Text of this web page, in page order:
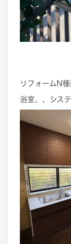
リフォームN
浴室、、シス